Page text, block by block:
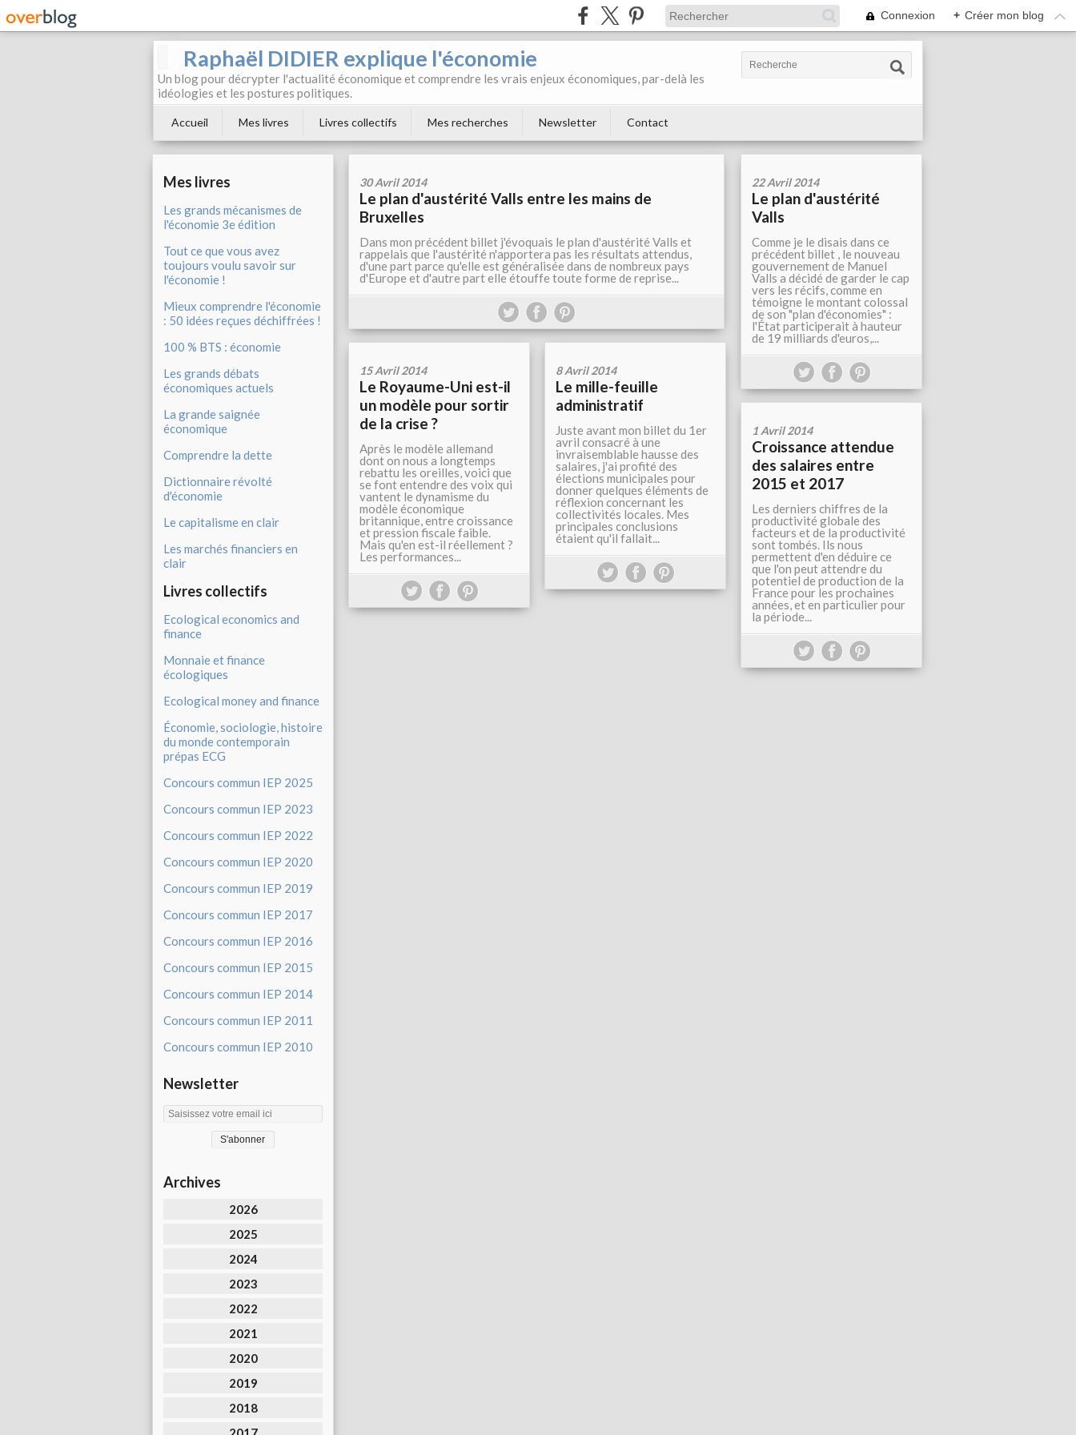
Connexion + Créer mon blog
Raphaël DIDIER explique l'économie
Un blog pour décrypter l'actualité économique et comprendre les vrais enjeux économiques, par-delà les
idéologies et les postures politiques.
Accueil Mes livres Livres collectifs Mes recherches Newsletter Contact
Mes livres
Les grands mécanismes de
l'économie 3e édition
Tout ce que vous avez
toujours voulu savoir sur
l'économie !
Mieux comprendre l'économie
: 50 idées reçues déchiffrées !
100 % BTS : économie
Les grands débats
économiques actuels
La grande saignée
économique
Comprendre la dette
Dictionnaire révolté
d'économie
Le capitalisme en clair
Les marchés financiers en
clair
Livres collectifs
Ecological economics and
finance
Monnaie et finance
écologiques
Ecological money and finance
Économie, sociologie, histoire
du monde contemporain
prépas ECG
Concours commun IEP 2025
Concours commun IEP 2023
Concours commun IEP 2022
Concours commun IEP 2020
Concours commun IEP 2019
Concours commun IEP 2017
Concours commun IEP 2016
Concours commun IEP 2015
Concours commun IEP 2014
Concours commun IEP 2011
Concours commun IEP 2010
Newsletter
Archives
2026
2025
2024
2023
2022
2021
2020
2019
2018
30 Avril 2014
Le plan d'austérité Valls entre les mains de
Bruxelles
Dans mon précédent billet j'évoquais le plan d'austérité Valls et
rappelais que l'austérité n'apportera pas les résultats attendus,
d'une part parce qu'elle est généralisée dans de nombreux pays
d'Europe et d'autre part elle étouffe toute forme de reprise...
22 Avril 2014
Le plan d'austérité
Valls
Comme je le disais dans ce
précédent billet , le nouveau
gouvernement de Manuel
Valls a décidé de garder le cap
vers les récifs, comme en
témoigne le montant colossal
de son "plan d'économies" :
l'État participerait à hauteur
de 19 milliards d'euros,...
15 Avril 2014
Le Royaume-Uni est-il
un modèle pour sortir
de la crise ?
Après le modèle allemand
dont on nous a longtemps
rebattu les oreilles, voici que
se font entendre des voix qui
vantent le dynamisme du
modèle économique
britannique, entre croissance
et pression fiscale faible.
Mais qu'en est-il réellement ?
Les performances...
8 Avril 2014
Le mille-feuille
administratif
Juste avant mon billet du 1er
avril consacré à une
invraisemblable hausse des
salaires, j'ai profité des
élections municipales pour
donner quelques éléments de
réflexion concernant les
collectivités locales. Mes
principales conclusions
étaient qu'il fallait...
1 Avril 2014
Croissance attendue
des salaires entre
2015 et 2017
Les derniers chiffres de la
productivité globale des
facteurs et de la productivité
sont tombés. Ils nous
permettent d'en déduire ce
que l'on peut attendre du
potentiel de production de la
France pour les prochaines
années, et en particulier pour
la période...